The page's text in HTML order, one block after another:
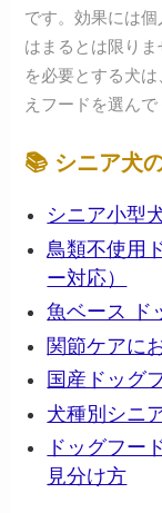
です。効果には
はまるとは限り
を必要とする犬
えフードを選んで
📚 シニア犬
シニア小型
鳥類不使用
ー対応）
魚ベース ド
関節ケアに
国産ドッグ
犬種別シニ
ドッグフー
見分け方